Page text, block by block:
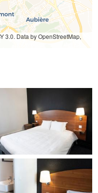
3.0. Data by OpenStreetMap,